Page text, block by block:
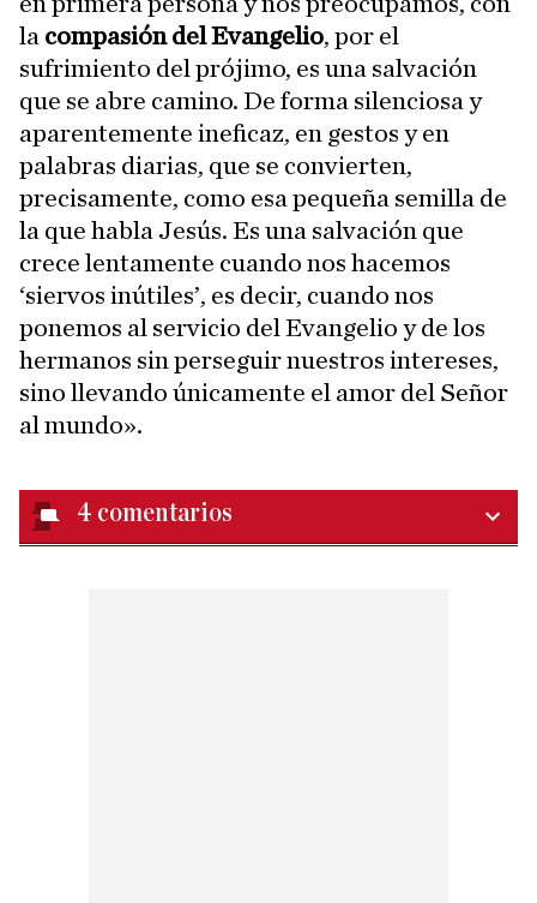
la compasión del Evangelio, por el
sufrimiento del prójimo, es una salvación
que se abre camino. De forma silenciosa y
aparentemente ineficaz, en gestos y en
palabras diarias, que se convierten,
precisamente, como esa pequeña semilla de
la que habla Jesús. Es una salvación que
crece lentamente cuando nos hacemos
‘siervos inútiles’, es decir, cuando nos
ponemos al servicio del Evangelio y de los
hermanos sin perseguir nuestros intereses,
sino llevando únicamente el amor del Señor
al mundo».
4 comentarios